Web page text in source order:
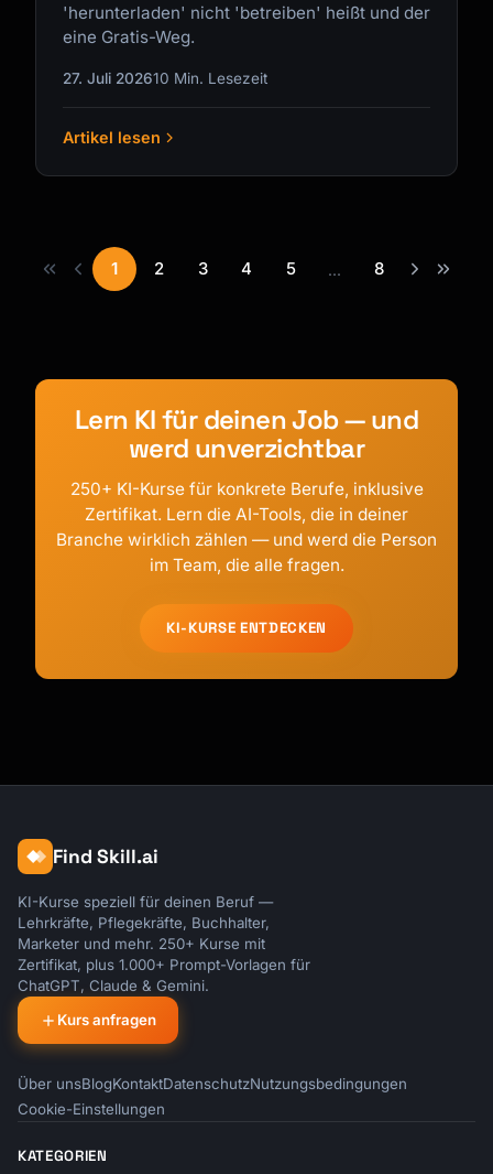
'herunterladen' nicht 'betreiben' heißt und der
eine Gratis-Weg.
27. Juli 202610 Min. Lesezeit
Artikel lesen
1 2 3 4 5 ... 8
Lern KI für deinen Job — und
werd unverzichtbar
250+ KI-Kurse für konkrete Berufe, inklusive
Zertifikat. Lern die AI-Tools, die in deiner
Branche wirklich zählen — und werd die Person
im Team, die alle fragen.
KI-KURSE ENTDECKEN
Find Skill.ai
KI-Kurse speziell für deinen Beruf —
Lehrkräfte, Pflegekräfte, Buchhalter,
Marketer und mehr. 250+ Kurse mit
Zertifikat, plus 1.000+ Prompt-Vorlagen für
ChatGPT, Claude & Gemini.
Kurs anfragen
Über unsBlogKontaktDatenschutzNutzungsbedingungen
Cookie-Einstellungen
KATEGORIEN